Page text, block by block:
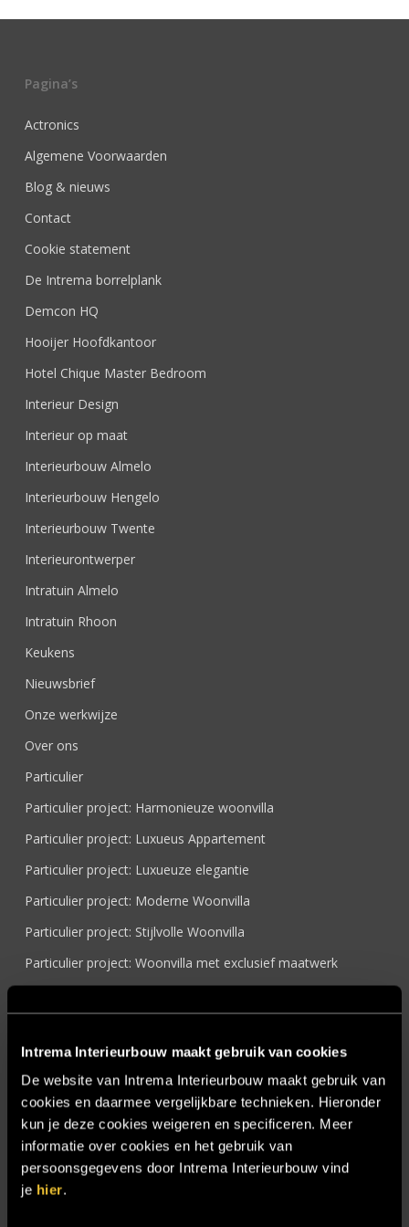
Intrema Interieurbouw maakt gebruik van cookies
De website van Intrema Interieurbouw maakt gebruik van
cookies en daarmee vergelijkbare technieken. Hieronder
kun je deze cookies weigeren en specificeren. Meer
informatie over cookies en het gebruik van
persoonsgegevens door Intrema Interieurbouw vind
je hier.
Pagina’s
Actronics
Algemene Voorwaarden
Blog & nieuws
Contact
Cookie statement
De Intrema borrelplank
Demcon HQ
Hooijer Hoofdkantoor
Hotel Chique Master Bedroom
Interieur Design
Interieur op maat
Interieurbouw Almelo
Interieurbouw Hengelo
Interieurbouw Twente
Interieurontwerper
Intratuin Almelo
Intratuin Rhoon
Keukens
Nieuwsbrief
Onze werkwijze
Over ons
Particulier
Particulier project: Harmonieuze woonvilla
Particulier project: Luxueus Appartement
Particulier project: Luxueuze elegantie
Particulier project: Moderne Woonvilla
Particulier project: Stijlvolle Woonvilla
Particulier project: Woonvilla met exclusief maatwerk
Samenwerken
Sensire
Showroom
SIDN
Trebbe MiddenWest